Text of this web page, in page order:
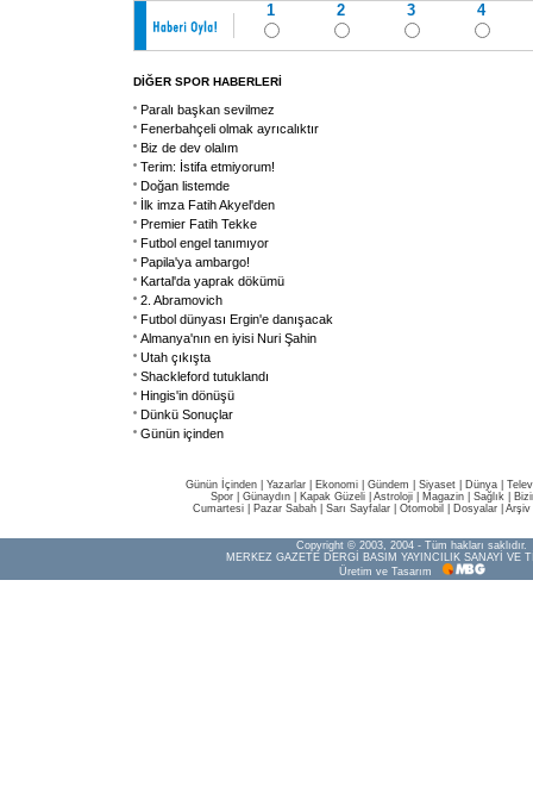
1 2 3 4
DİĞER SPOR HABERLERİ
Paralı başkan sevilmez
Fenerbahçeli olmak ayrıcalıktır
Biz de dev olalım
Terim: İstifa etmiyorum!
Doğan listemde
İlk imza Fatih Akyel'den
Premier Fatih Tekke
Futbol engel tanımıyor
Papila'ya ambargo!
Kartal'da yaprak dökümü
2. Abramovich
Futbol dünyası Ergin'e danışacak
Almanya'nın en iyisi Nuri Şahin
Utah çıkışta
Shackleford tutuklandı
Hingis'in dönüşü
Dünkü Sonuçlar
Günün içinden
Günün İçinden Yazarlar Ekonomi Gündem Siyaset Dünya |
Spor
Günaydın Kapak Güzeli Astroloji Magazin Sağlık
Cumartesi
Pazar Sabah Sarı Sayfalar Otomobil Dosyalar Arşiv
Copyright © 2003, 2004 - Tüm hakları saklıdır.
MERKEZ GAZETE DERGİ BASIM YAYINCILIK SANAYİ VE
Üretim ve Tasarım